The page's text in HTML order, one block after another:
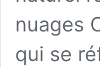
nuages
qui se